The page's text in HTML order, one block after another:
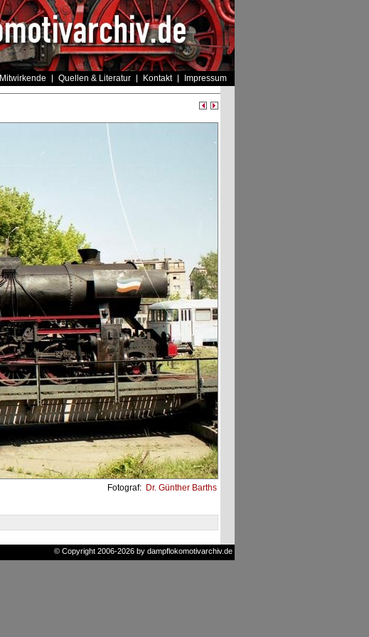
Mitwirkende Quellen & Literatur Kontakt Impressum
Fotograf: Dr. Günther Barths
© Copyright 2006-2026 by dampflokomotivarchiv.de